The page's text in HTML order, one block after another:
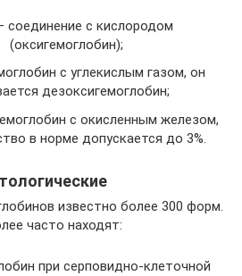
соединение с кислородом
(оксигемоглобин);
с углекислым газом, он
дезоксигемоглобин;
с окисленным железом,
в норме допускается до 3%.
известно более 300 форм.
часто находят:
при серповидно-клеточной